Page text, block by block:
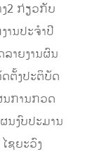
2 ກ່ຽວກັບ
ານປະຈຳປີ
າຍງານຜົນ
ຕັ້ງປະຕິບັດ
ນການກວດ
ນງົບປະມານ
ຊຍະວົງ